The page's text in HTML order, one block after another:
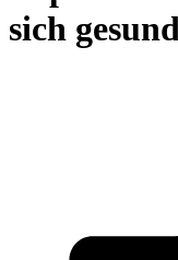
sich